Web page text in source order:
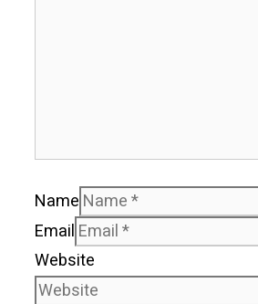
Name
Email
Website